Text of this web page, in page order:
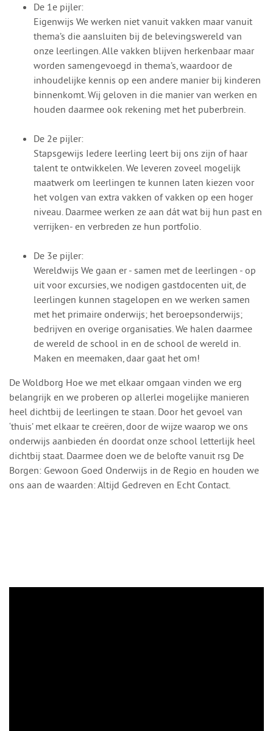
De 1e pijler:
Eigenwijs We werken niet vanuit vakken maar vanuit
thema’s die aansluiten bij de belevingswereld van
onze leerlingen. Alle vakken blijven herkenbaar maar
worden samengevoegd in thema’s, waardoor de
inhoudelijke kennis op een andere manier bij kinderen
binnenkomt. Wij geloven in die manier van werken en
houden daarmee ook rekening met het puberbrein.
De 2e pijler:
Stapsgewijs Iedere leerling leert bij ons zijn of haar
talent te ontwikkelen. We leveren zoveel mogelijk
maatwerk om leerlingen te kunnen laten kiezen voor
het volgen van extra vakken of vakken op een hoger
niveau. Daarmee werken ze aan dát wat bij hun past en
verrijken- en verbreden ze hun portfolio.
De 3e pijler:
Wereldwijs We gaan er - samen met de leerlingen - op
uit voor excursies, we nodigen gastdocenten uit, de
leerlingen kunnen stagelopen en we werken samen
met het primaire onderwijs; het beroepsonderwijs;
bedrijven en overige organisaties. We halen daarmee
de wereld de school in en de school de wereld in.
Maken en meemaken, daar gaat het om!
De Woldborg Hoe we met elkaar omgaan vinden we erg
belangrijk en we proberen op allerlei mogelijke manieren
heel dichtbij de leerlingen te staan. Door het gevoel van
‘thuis’ met elkaar te creëren, door de wijze waarop we ons
onderwijs aanbieden én doordat onze school letterlijk heel
dichtbij staat. Daarmee doen we de belofte vanuit rsg De
Borgen: Gewoon Goed Onderwijs in de Regio en houden we
ons aan de waarden: Altijd Gedreven en Echt Contact.